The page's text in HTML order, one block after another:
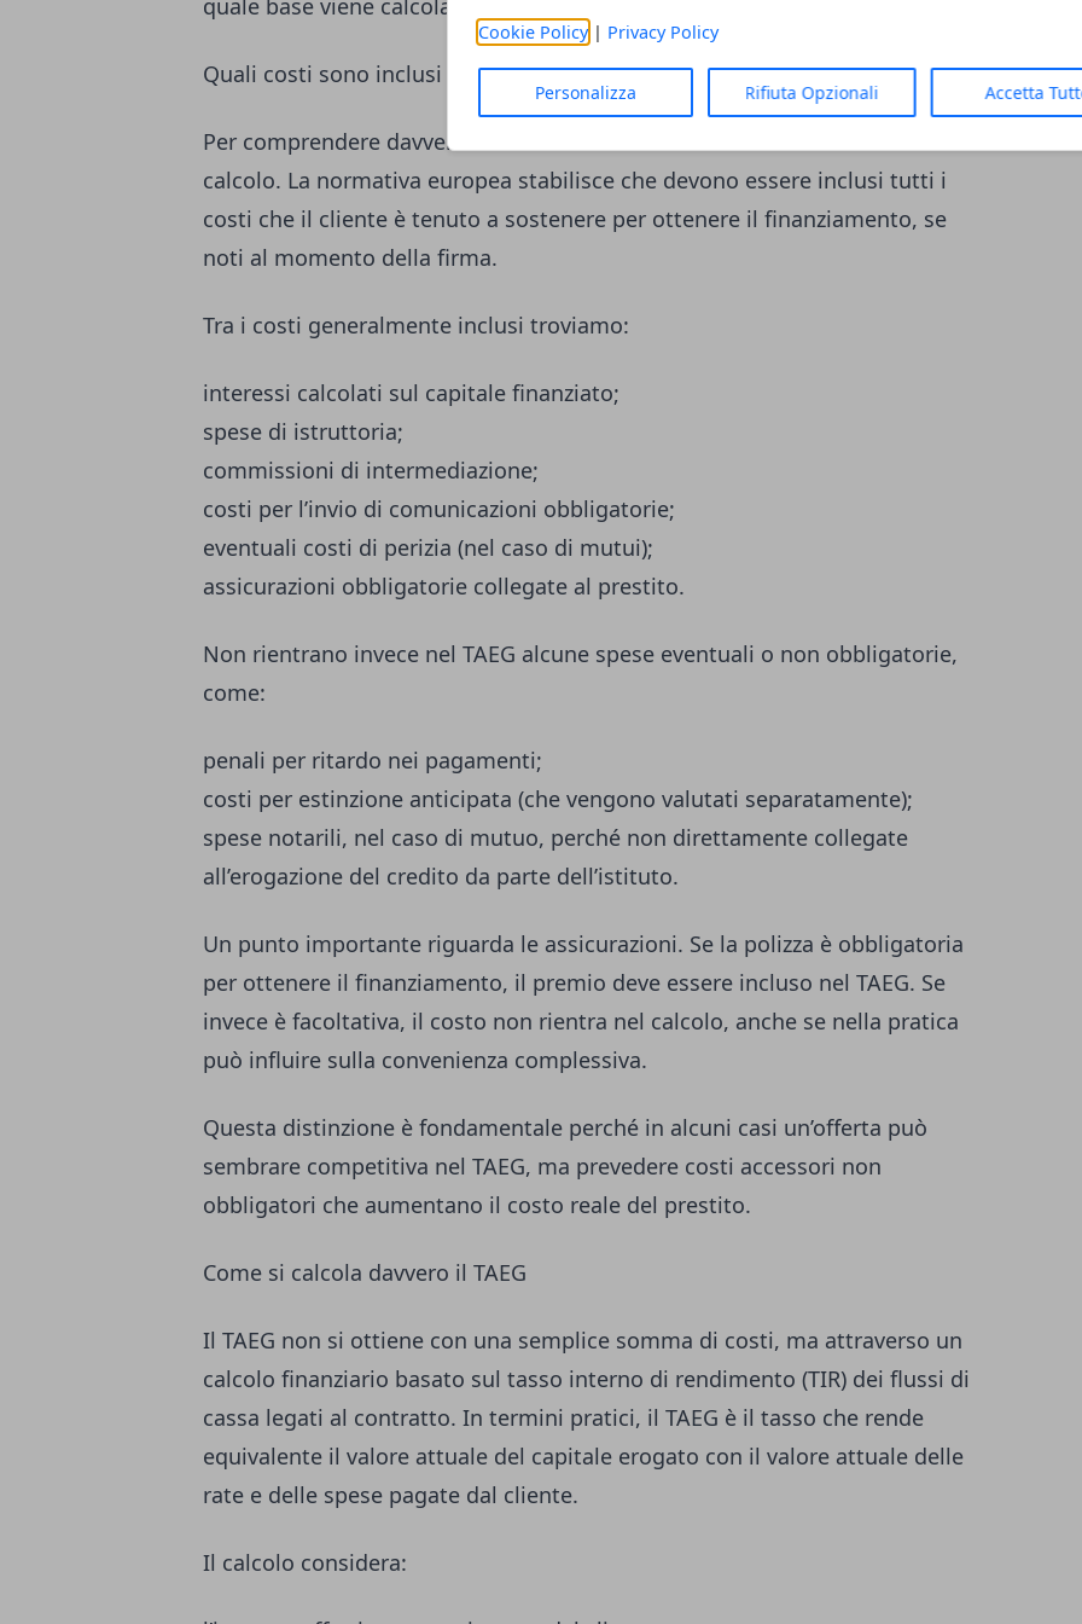
Cookie Policy| Privacy Policy
Personalizza Rifiuta Opzionali Accetta
quale base viene calcolato e quali elementi incidono maggiormente.
Quali costi sono inclusi nel TAEG
Per comprendere davvero il TAEG è utile analizzare le voci che entrano nel
calcolo. La normativa europea stabilisce che devono essere inclusi tutti i
costi che il cliente è tenuto a sostenere per ottenere il finanziamento, se
noti al momento della firma.
Tra i costi generalmente inclusi troviamo:
interessi calcolati sul capitale finanziato;
spese di istruttoria;
commissioni di intermediazione;
costi per l’invio di comunicazioni obbligatorie;
eventuali costi di perizia (nel caso di mutui);
assicurazioni obbligatorie collegate al prestito.
Non rientrano invece nel TAEG alcune spese eventuali o non obbligatorie,
come:
penali per ritardo nei pagamenti;
costi per estinzione anticipata (che vengono valutati separatamente);
spese notarili, nel caso di mutuo, perché non direttamente collegate
all’erogazione del credito da parte dell’istituto.
Un punto importante riguarda le assicurazioni. Se la polizza è obbligatoria
per ottenere il finanziamento, il premio deve essere incluso nel TAEG. Se
invece è facoltativa, il costo non rientra nel calcolo, anche se nella pratica
può influire sulla convenienza complessiva.
Questa distinzione è fondamentale perché in alcuni casi un’offerta può
sembrare competitiva nel TAEG, ma prevedere costi accessori non
obbligatori che aumentano il costo reale del prestito.
Come si calcola davvero il TAEG
Il TAEG non si ottiene con una semplice somma di costi, ma attraverso un
calcolo finanziario basato sul tasso interno di rendimento (TIR) dei flussi di
cassa legati al contratto. In termini pratici, il TAEG è il tasso che rende
equivalente il valore attuale del capitale erogato con il valore attuale delle
rate e delle spese pagate dal cliente.
Il calcolo considera: